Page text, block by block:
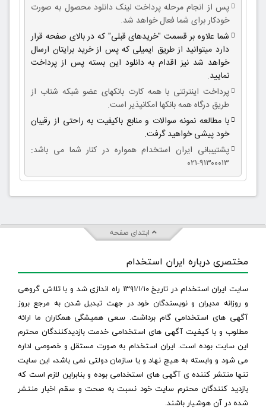
پس از انجام مرحله پرداخت لینک دانلود محصول به صورت
خودکار برای شما فعال خواهد شد.
شما علاوه بر قسمت "خریدهای قبلی" که در بالای صفحه قرار
دارد میتوانید از طریق ایمیلی که پس از خرید برایتان ارسال
خواهد شد نیز اقدام به دانلود این بسته پس از پرداخت
نمایید.
پرداخت اینترنتی با همه کارت بانکهای عضو شبکه شتاب از
طریق درگاه همه بانکها امکانپذیر است.
با مطالعه نمونه سوالات و منابع باکیفیت به راحتی از رقیبان
خود پیشی خواهید گرفت.
پشتیببانی ایران استخدام همواره در کنار شما می باشد:
۹۱۳۰۰۰۱۳-۰۲۱
ابتدای صفحه
مختصری درباره ایران استخدام
سایت ایران استخدام در تاریخ ۱۳۹۱/۱/۱۰ راه اندازی شد و با تلاش گروهی
و روزانه مدیران و نویسندگان خود در جهت تبدیل شدن به مرجع بروز
آگهی های استخدامی گام برداشت. سعی همیشگی همکاران ما ارائه
مطلوب و با کیفیت آگهی های استخدامی خدمت بازدیدکنندگان محترم
این سایت بوده است. ایران استخدام به صورت مستقل و خصوصی اداره
می شود و وابسته به هیچ نهاد و یا سازمان دولتی نمی باشد، این سایت
تنها منتشر کننده ی آگهی های استخدامی بوده و بنابراین لازم است که
بازدید کنندگان محترم سایت خود نسبت به صحت و سقم اخبار منتشر
شده در آن هوشیار باشند.